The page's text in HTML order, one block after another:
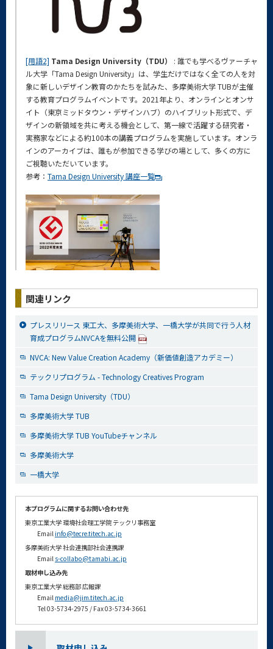
[用語2] Tama Design University（TDU）
: 誰でも学べるヴァーチャ
ル大学「Tama Design University」は、学生だけではなく全ての人を対
象に新しいデザイン教育のかたちを試みた、多摩美術大学 TUBが主催
する教育プログラムイベントです。2021年より、オンラインとオンサ
イト（東京ミッドタウン・デザインハブ）のハイブリット形式で、デ
ザインの新領域を共に考える機会として、第一線で活躍する研究者・
実務家などによる約100本の講義プログラムを実施しています。オンラ
インのアーカイブは、誰もが参加できる学びの場として、多くの方に
ご視聴いただいています。
参考： Tama Design University 講座一覧
関連リンク
プレスリリース 東工大、多摩美術大学、一橋大学が共同で行う人材
育成プログラムNVCAを無料公開
NVCA: New Value Creation Academy（新価値創造アカデミー）
テックリプログラム - Technology Creatives Program
Tama Design University（TDU）
多摩美術⼤学 TUB
多摩美術大学 TUB YouTubeチャンネル
多摩美術⼤学
一橋大学
本プログラムに関するお問い合わせ先
東京工業大学 環境社会理工学院 テックリ事務室
Email info@tecre.titech.ac.jp
多摩美術大学 社会連携部社会連携課
Email s-collabo@tamabi.ac.jp
取材申し込み先
東京工業大学 総務部 広報課
Email media@jim.titech.ac.jp
Tel 03-5734-2975 / Fax 03-5734-3661